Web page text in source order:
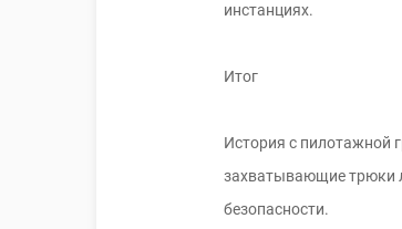
инстанциях.
Итог
История с пилотажной
захватывающие трюки
безопасности.